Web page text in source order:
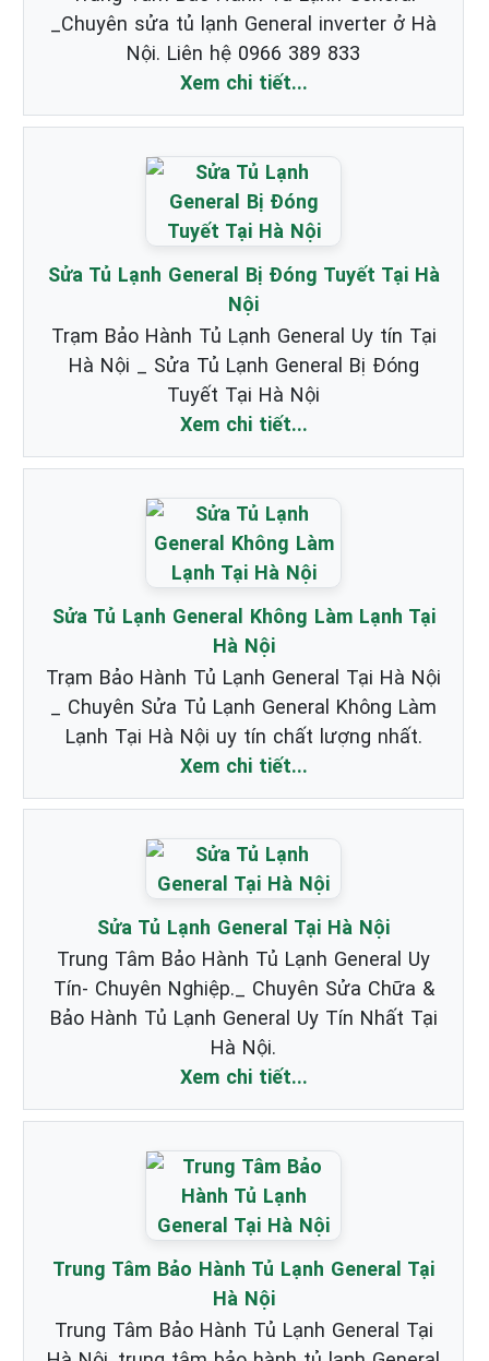
_Chuyên sửa tủ lạnh General inverter ở Hà
Nội. Liên hệ 0966 389 833
Xem chi tiết...
Sửa Tủ Lạnh General Bị Đóng Tuyết Tại Hà
Nội
Trạm Bảo Hành Tủ Lạnh General Uy tín Tại
Hà Nội _ Sửa Tủ Lạnh General Bị Đóng
Tuyết Tại Hà Nội
Xem chi tiết...
Sửa Tủ Lạnh General Không Làm Lạnh Tại
Hà Nội
Trạm Bảo Hành Tủ Lạnh General Tại Hà Nội
_ Chuyên Sửa Tủ Lạnh General Không Làm
Lạnh Tại Hà Nội uy tín chất lượng nhất.
Xem chi tiết...
Sửa Tủ Lạnh General Tại Hà Nội
Trung Tâm Bảo Hành Tủ Lạnh General Uy
Tín- Chuyên Nghiệp._ Chuyên Sửa Chữa &
Bảo Hành Tủ Lạnh General Uy Tín Nhất Tại
Hà Nội.
Xem chi tiết...
Trung Tâm Bảo Hành Tủ Lạnh General Tại
Hà Nội
Trung Tâm Bảo Hành Tủ Lạnh General Tại